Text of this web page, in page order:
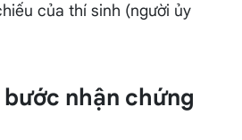
của thí sinh (người ủy
nhận chứng